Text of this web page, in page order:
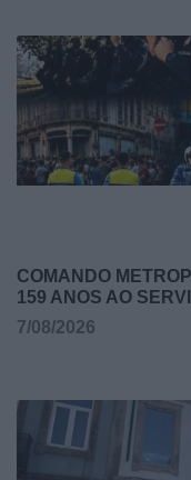
COMANDO
159 ANOS AO
7/08/2026